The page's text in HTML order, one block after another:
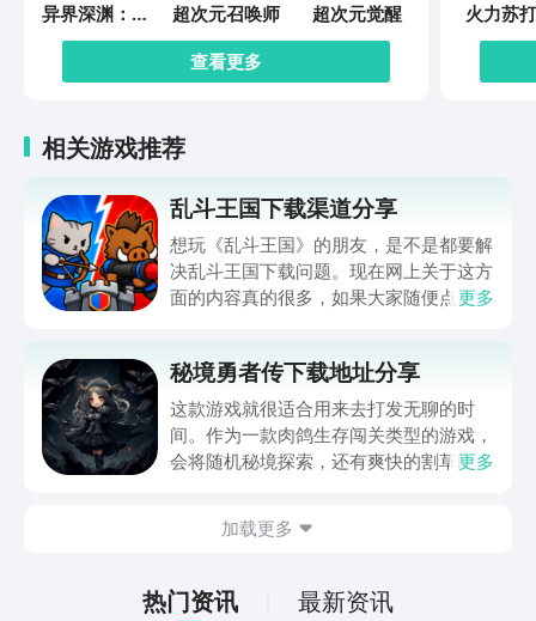
异界深渊：觉
醒
超次元召唤师
超次元觉醒
查看更多
火力苏
相关游戏推荐
乱斗王国下载渠道分享
想玩《乱斗王国》的朋友，是不是都要解
决乱斗王国下载问题。现在网上关于这方
面的内容真的很多，如果大家随便点击陌
app进行下载会更加方便，九游是手游福
利最多的游戏平台，在这里不仅能够看到
游戏资源，还能及时查看后续的消息、活
动内容等相关信息。
更多
秘境勇者传下载地址分享
这款游戏就很适合用来去打发无聊的时
间。作为一款肉鸽生存闯关类型的游戏，
会将随机秘境探索，还有爽快的割草闯关
接就可以下载。游戏的上手门槛还是比较
打发无聊的时间，可玩性真的比较高。
更多
加载更多
热门资讯 最新资讯